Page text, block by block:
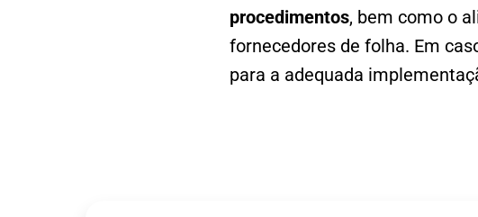
procedimentos, bem como o
fornecedores de folha. Em
para a adequada